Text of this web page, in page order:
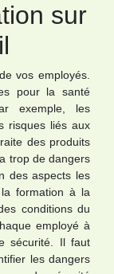
sur
vos employés.
pour la santé
exemple, les
risques liés aux
des produits
trop de dangers
des aspects les
formation à la
conditions du
employé à
sécurité. Il faut
les dangers